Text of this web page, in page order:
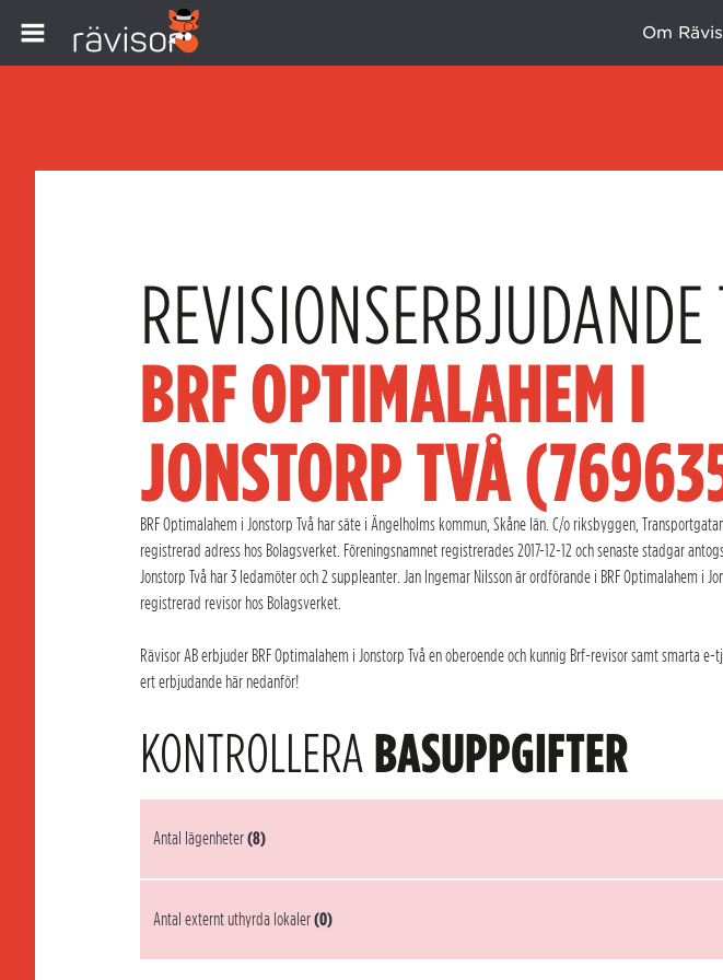
Om
REVISIONSERBJUDANDE
BRF OPTIMALAHEM I
JONSTORP TVÅ
BRF Optimalahem i Jonstorp Två har säte i Ängelholms kommun, Skåne län. C/o riksbyggen,
registrerad adress hos Bolagsverket. Föreningsnamnet registrerades 2017-12-12 och senaste stadgar
Jonstorp Två har 3 ledamöter och 2 suppleanter. Jan Ingemar Nilsson är ordförande i BRF Optimalahem i
registrerad revisor hos Bolagsverket.
Rävisor AB erbjuder BRF Optimalahem i Jonstorp Två en oberoende och kunnig Brf-revisor samt smarta
ert erbjudande här nedanför!
KONTROLLERABASUPPGIFTER
Antal lägenheter(8)
Antal externt uthyrda lokaler(0)